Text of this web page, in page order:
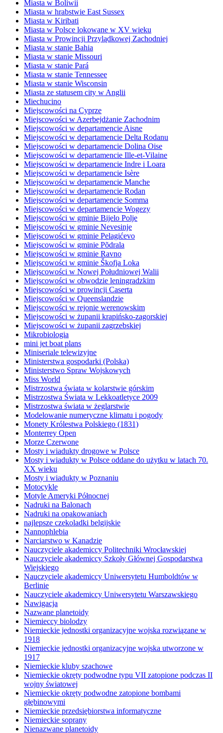
Miasta w Boliwii
Miasta w hrabstwie East Sussex
Miasta w Kiribati
Miasta w Polsce lokowane w XV wieku
Miasta w Prowincji Przylądkowej Zachodniej
Miasta w stanie Bahia
Miasta w stanie Missouri
Miasta w stanie Pará
Miasta w stanie Tennessee
Miasta w stanie Wisconsin
Miasta ze statusem city w Anglii
Miechucino
Miejscowości na Cyprze
Miejscowości w Azerbejdżanie Zachodnim
Miejscowości w departamencie Aisne
Miejscowości w departamencie Delta Rodanu
Miejscowości w departamencie Dolina Oise
Miejscowości w departamencie Ille-et-Vilaine
Miejscowości w departamencie Indre i Loara
Miejscowości w departamencie Isère
Miejscowości w departamencie Manche
Miejscowości w departamencie Rodan
Miejscowości w departamencie Somma
Miejscowości w departamencie Wogezy
Miejscowości w gminie Bijelo Polje
Miejscowości w gminie Nevesinje
Miejscowości w gminie Pelagićevo
Miejscowości w gminie Põdrala
Miejscowości w gminie Ravno
Miejscowości w gminie Škofja Loka
Miejscowości w Nowej Południowej Walii
Miejscowości w obwodzie leningradzkim
Miejscowości w prowincji Caserta
Miejscowości w Queenslandzie
Miejscowości w rejonie werenowskim
Miejscowości w żupanii krapińsko-zagorskiej
Miejscowości w żupanii zagrzebskiej
Mikrobiologia
mini jet boat plans
Miniseriale telewizyjne
Ministerstwa gospodarki (Polska)
Ministerstwo Spraw Wojskowych
Miss World
Mistrzostwa świata w kolarstwie górskim
Mistrzostwa Świata w Lekkoatletyce 2009
Mistrzostwa świata w żeglarstwie
Modelowanie numeryczne klimatu i pogody
Monety Królestwa Polskiego (1831)
Monterrey Open
Morze Czerwone
Mosty i wiadukty drogowe w Polsce
Mosty i wiadukty w Polsce oddane do użytku w latach 70.
XX wieku
Mosty i wiadukty w Poznaniu
Motocykle
Motyle Ameryki Północnej
Nadruki na Balonach
Nadruki na opakowaniach
najlepsze czekoladki belgijskie
Nannophlebia
Narciarstwo w Kanadzie
Nauczyciele akademiccy Politechniki Wrocławskiej
Nauczyciele akademiccy Szkoły Głównej Gospodarstwa
Wiejskiego
Nauczyciele akademiccy Uniwersytetu Humboldtów w
Berlinie
Nauczyciele akademiccy Uniwersytetu Warszawskiego
Nawigacja
Nazwane planetoidy
Niemieccy biolodzy
Niemieckie jednostki organizacyjne wojska rozwiązane w
1918
Niemieckie jednostki organizacyjne wojska utworzone w
1917
Niemieckie kluby szachowe
Niemieckie okręty podwodne typu VII zatopione podczas II
wojny światowej
Niemieckie okręty podwodne zatopione bombami
głębinowymi
Niemieckie przedsiębiorstwa informatyczne
Niemieckie soprany
Nienazwane planetoidy